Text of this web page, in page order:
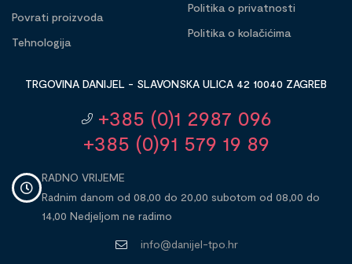
Povrati proizvoda
Tehnologija
Politika o privatnosti
Politika o kolačićima
TRGOVINA DANIJEL - SLAVONSKA ULICA 42 10040 ZAGREB
+385 (0)1 2987 096
+385 (0)91 579 19 89
RADNO VRIJEME
Radnim danom od 08,00 do 20,00 subotom od 08,00 do
14,00 Nedjeljom ne radimo
info@danijel-tpo.hr